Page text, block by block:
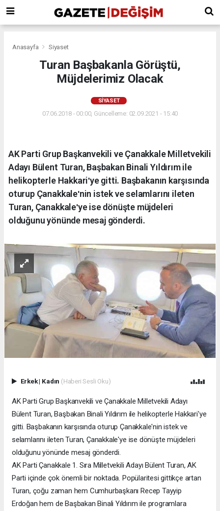
Anasayfa Siyaset
Turan Başbakanla Görüştü,
Müjdelerimiz Olacak
SIYASET
07.06.2018 - 00:00, Güncelleme: 02.09.2021 - 15:40
AK Parti Grup Başkanvekili ve Çanakkale Milletvekili
Adayı Bülent Turan, Başbakan Binali Yıldırım ile
helikopterle Hakkariʹye gitti. Başbakanın karşısında
oturup Çanakkaleʹnin istek ve selamlarını ileten
Turan, Çanakkaleʹye ise dönüşte müjdeleri
olduğunu yönünde mesaj gönderdi.
Erkek| Kadın (Haberi Sesli Oku)
AK Parti Grup Başkanvekili ve Çanakkale Milletvekili Adayı
Bülent Turan, Başbakan Binali Yıldırım ile helikopterle Hakkari'ye
gitti. Başbakanın karşısında oturup Çanakkale'nin istek ve
selamlarını ileten Turan, Çanakkale'ye ise dönüşte müjdeleri
olduğunu yönünde mesaj gönderdi.
AK Parti Çanakkale 1. Sıra Milletvekili Adayı Bülent Turan, AK
Parti içinde çok önemli bir noktada. Popülaritesi gittikçe artan
Turan, çoğu zaman hem Cumhurbaşkanı Recep Tayyip
Erdoğan hem de Başbakan Binali Yıldırım ile programlara